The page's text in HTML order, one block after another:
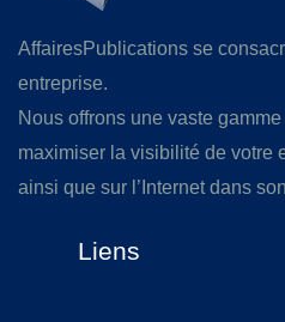
AffairesPublications se
entreprise.
Nous offrons une vaste
maximiser la visibilité de votre
ainsi que sur l’Internet dans
Liens